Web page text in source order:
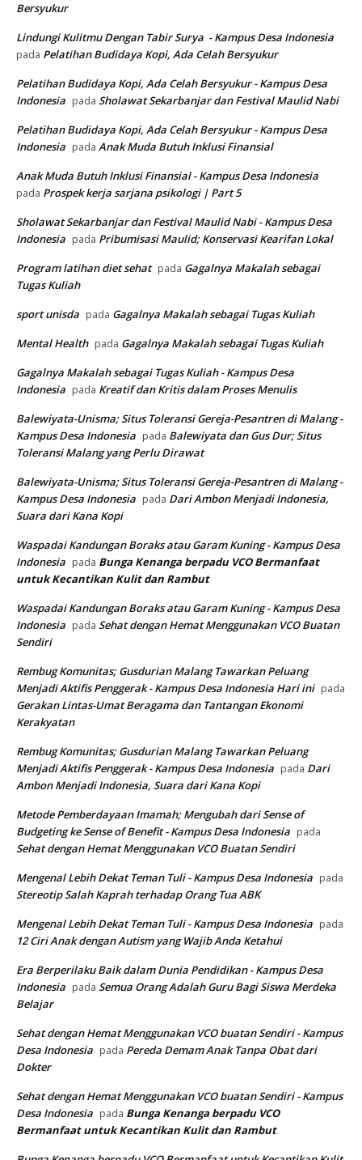
Bersyukur
Lindungi Kulitmu Dengan Tabir Surya - Kampus Desa Indonesia
pada Pelatihan Budidaya Kopi, Ada Celah Bersyukur
Pelatihan Budidaya Kopi, Ada Celah Bersyukur - Kampus Desa
Indonesia pada Sholawat Sekarbanjar dan Festival Maulid Nabi
Pelatihan Budidaya Kopi, Ada Celah Bersyukur - Kampus Desa
Indonesia pada Anak Muda Butuh Inklusi Finansial
Anak Muda Butuh Inklusi Finansial - Kampus Desa Indonesia
pada Prospek kerja sarjana psikologi | Part 5
Sholawat Sekarbanjar dan Festival Maulid Nabi - Kampus Desa
Indonesia pada Pribumisasi Maulid; Konservasi Kearifan Lokal
Program latihan diet sehat pada Gagalnya Makalah sebagai
Tugas Kuliah
sport unisda pada Gagalnya Makalah sebagai Tugas Kuliah
Mental Health pada Gagalnya Makalah sebagai Tugas Kuliah
Gagalnya Makalah sebagai Tugas Kuliah - Kampus Desa
Indonesia pada Kreatif dan Kritis dalam Proses Menulis
Balewiyata-Unisma; Situs Toleransi Gereja-Pesantren di Malang -
Kampus Desa Indonesia pada Balewiyata dan Gus Dur; Situs
Toleransi Malang yang Perlu Dirawat
Balewiyata-Unisma; Situs Toleransi Gereja-Pesantren di Malang -
Kampus Desa Indonesia pada Dari Ambon Menjadi Indonesia,
Suara dari Kana Kopi
Waspadai Kandungan Boraks atau Garam Kuning - Kampus Desa
Indonesia pada Bunga Kenanga berpadu VCOBermanfaat
untuk Kecantikan Kulit dan Rambut
Waspadai Kandungan Boraks atau Garam Kuning - Kampus Desa
Indonesia pada Sehat dengan Hemat Menggunakan VCO Buatan
Sendiri
Rembug Komunitas; Gusdurian Malang Tawarkan Peluang
Menjadi Aktifis Penggerak - Kampus Desa Indonesia Hari ini pada
Gerakan Lintas-Umat Beragama dan Tantangan Ekonomi
Kerakyatan
Rembug Komunitas; Gusdurian Malang Tawarkan Peluang
Menjadi Aktifis Penggerak - Kampus Desa Indonesia pada Dari
Ambon Menjadi Indonesia, Suara dari Kana Kopi
Metode Pemberdayaan Imamah; Mengubah dari Sense of
Budgeting ke Sense of Benefit - Kampus Desa Indonesia pada
Sehat dengan Hemat Menggunakan VCO Buatan Sendiri
Mengenal Lebih Dekat Teman Tuli - Kampus Desa Indonesia pada
Stereotip Salah Kaprah terhadap Orang Tua ABK
Mengenal Lebih Dekat Teman Tuli - Kampus Desa Indonesia pada
12 Ciri Anak dengan Autism yang Wajib Anda Ketahui
Era Berperilaku Baik dalam Dunia Pendidikan - Kampus Desa
Indonesia pada Semua Orang Adalah Guru Bagi Siswa Merdeka
Belajar
Sehat dengan Hemat Menggunakan VCO buatan Sendiri - Kampus
Desa Indonesia pada Pereda Demam Anak Tanpa Obat dari
Dokter
Sehat dengan Hemat Menggunakan VCO buatan Sendiri - Kampus
Desa Indonesia pada Bunga Kenanga berpadu VCO
Bermanfaat untuk Kecantikan Kulit dan Rambut